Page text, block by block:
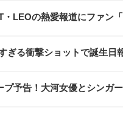
LEOの熱愛報道にファン
ぎる衝撃ショットで誕生日
プ予告！大河女優とシンガ